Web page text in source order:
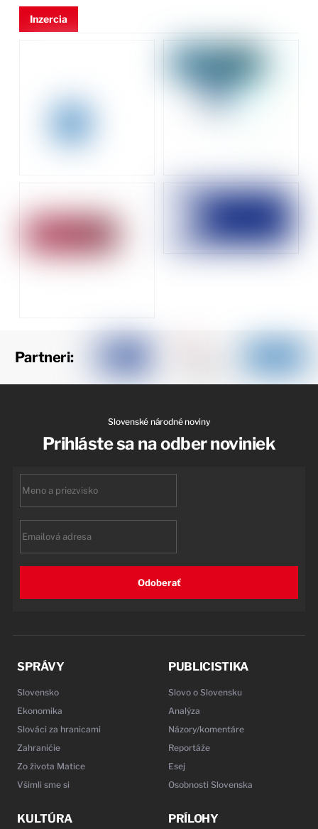
Inzercia
Partneri:
Slovenské národné noviny
Prihláste sa na odber noviniek
Odoberať
SPRÁVY
Slovensko
Ekonomika
Slováci za hranicami
Zahraničie
Zo života Matice
Všimli sme si
PUBLICISTIKA
Slovo o Slovensku
Analýza
Názory/komentáre
Reportáže
Esej
Osobnosti Slovenska
KULTÚRA PRÍLOHY